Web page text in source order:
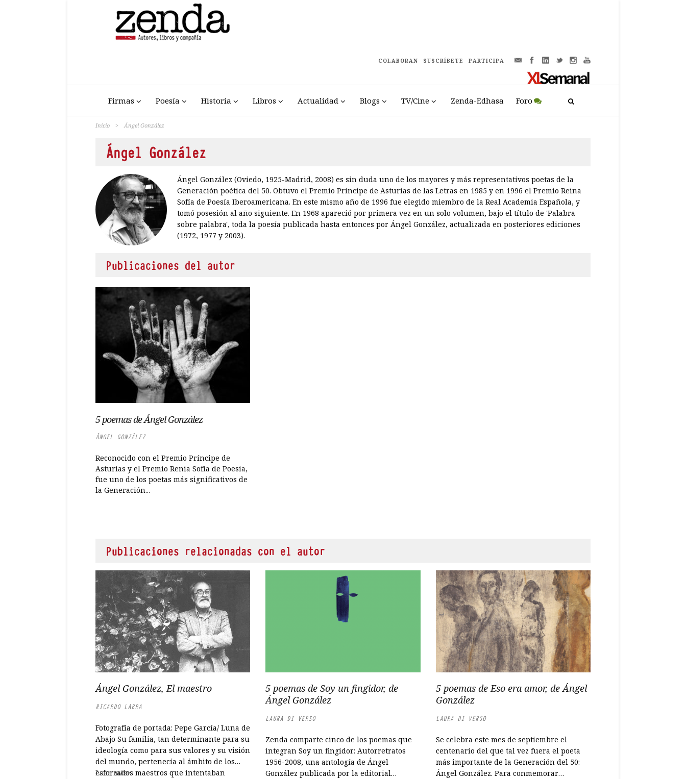
COLABORAN SUSCRÍBETE PARTICIPA
Firmas Poesía Historia Libros Actualidad Blogs TV/Cine Zenda-Edhasa Foro
Inicio > Ángel González
Ángel González
Ángel González (Oviedo, 1925-Madrid, 2008) es sin duda uno de los mayores y más representativos poetas de la
Generación poética del 50. Obtuvo el Premio Príncipe de Asturias de las Letras en 1985 y en 1996 el Premio Reina
Sofí­a de Poesía Iberoamericana. En este mismo año de 1996 fue elegido miembro de la Real Academia Española, y
tomó posesión al año siguiente. En 1968 apareció por primera vez en un solo volumen, bajo el título de 'Palabra
sobre palabra', toda la poesía publicada hasta entonces por Ángel González, actualizada en posteriores ediciones
(1972, 1977 y 2003).
Publicaciones del autor
5 poemas de Ángel González
ÁNGEL GONZÁLEZ
Reconocido con el Premio Príncipe de
Asturias y el Premio Renia Sofía de Poesia,
fue uno de los poetas más significativos de
la Generación...
Publicaciones relacionadas con el autor
Ángel González, El maestro
RICARDO LABRA
Fotografía de portada: Pepe García/ Luna de
Abajo Su familia, tan determinante para su
ideología como para sus valores y su visión
del mundo, pertenecía al ámbito de los
esforzados maestros que intentaban
Leer más
5 poemas de Soy un fingidor, de
Ángel González
LAURA DI VERSO
Zenda comparte cinco de los poemas que
integran Soy un fingidor: Autorretratos
1956-2008, una antología de Ángel
González publicada por la editorial
5 poemas de Eso era amor, de Ángel
González
LAURA DI VERSO
Se celebra este mes de septiembre el
centenario del que tal vez fuera el poeta
más importante de la Generación del 50:
Ángel González. Para conmemorar